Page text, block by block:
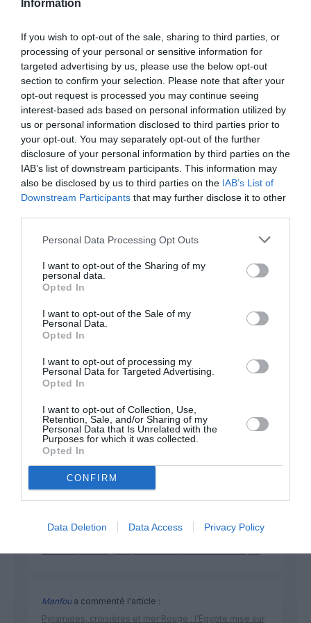
Information
If you wish to opt-out of the sale, sharing to third parties, or
processing of your personal or sensitive information for
targeted advertising by us, please use the below opt-out
section to confirm your selection. Please note that after your
opt-out request is processed you may continue seeing
interest-based ads based on personal information utilized by
us or personal information disclosed to third parties prior to
your opt-out. You may separately opt-out of the further
disclosure of your personal information by third parties on the
IAB’s list of downstream participants. This information may
also be disclosed by us to third parties on the IAB’s List of
Downstream Participants that may further disclose it to other
Personal Data Processing Opt Outs
I want to opt-out of the Sharing of my
personal data.
Opted In
I want to opt-out of the Sale of my
Personal Data.
Opted In
I want to opt-out of processing my
Personal Data for Targeted Advertising.
Opted In
I want to opt-out of Collection, Use,
Retention, Sale, and/or Sharing of my
Personal Data that Is Unrelated with the
Purposes for which it was collected.
Opted In
CONFIRM
Data Deletion Data Access Privacy Policy
FacebookTwitterPinterestLinkedInEmail Print
Aucun commentaire !
LAISSER UN COMMENTAIRE
Appel aux lecteurs !
Soutenez Air Journal participez
à son
DERNIERS COMMENTAIRES
Contrôles aux frontières entre l’Espagne et l’Italie : des
Manfoua commenté l'article :
Pyramides, croisières et mer Rouge : l’Égypte mise sur